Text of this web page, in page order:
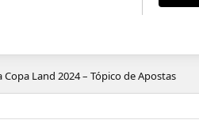
Copa Land 2024 – Tópico de Apostas